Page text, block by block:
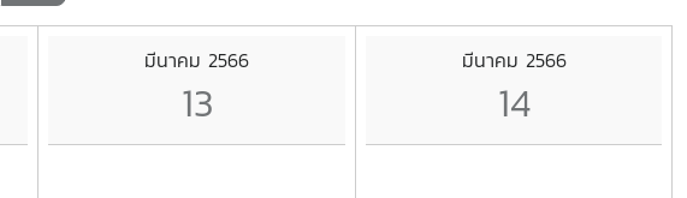
มีนาคม 2566
13
มีนาคม 2566
14